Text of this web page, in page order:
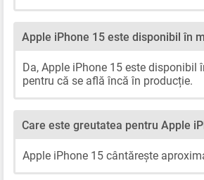
Apple iPhone 15 este disponibil în
Da, Apple iPhone 15 este disponibil
pentru că se află încă în producție.
Care este greutatea pentru Apple
Apple iPhone 15 cântărește